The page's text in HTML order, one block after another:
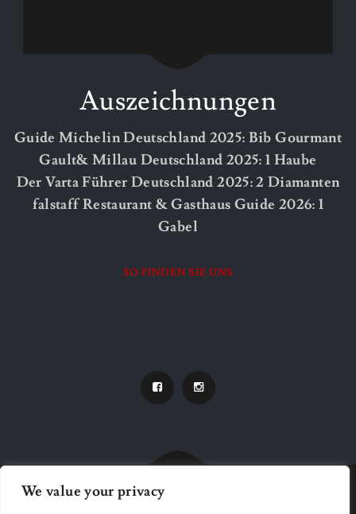
We value your privacy
Auszeichnungen
Guide Michelin Deutschland 2025: Bib Gourmant
Gault& Millau Deutschland 2025: 1 Haube
Der Varta Führer Deutschland 2025: 2 Diamanten
falstaff Restaurant & Gasthaus Guide 2026: 1
Gabel
SO FINDEN SIE UNS
© 2021 Feine Speiseschenke. Alle Rechte vorbehalten.